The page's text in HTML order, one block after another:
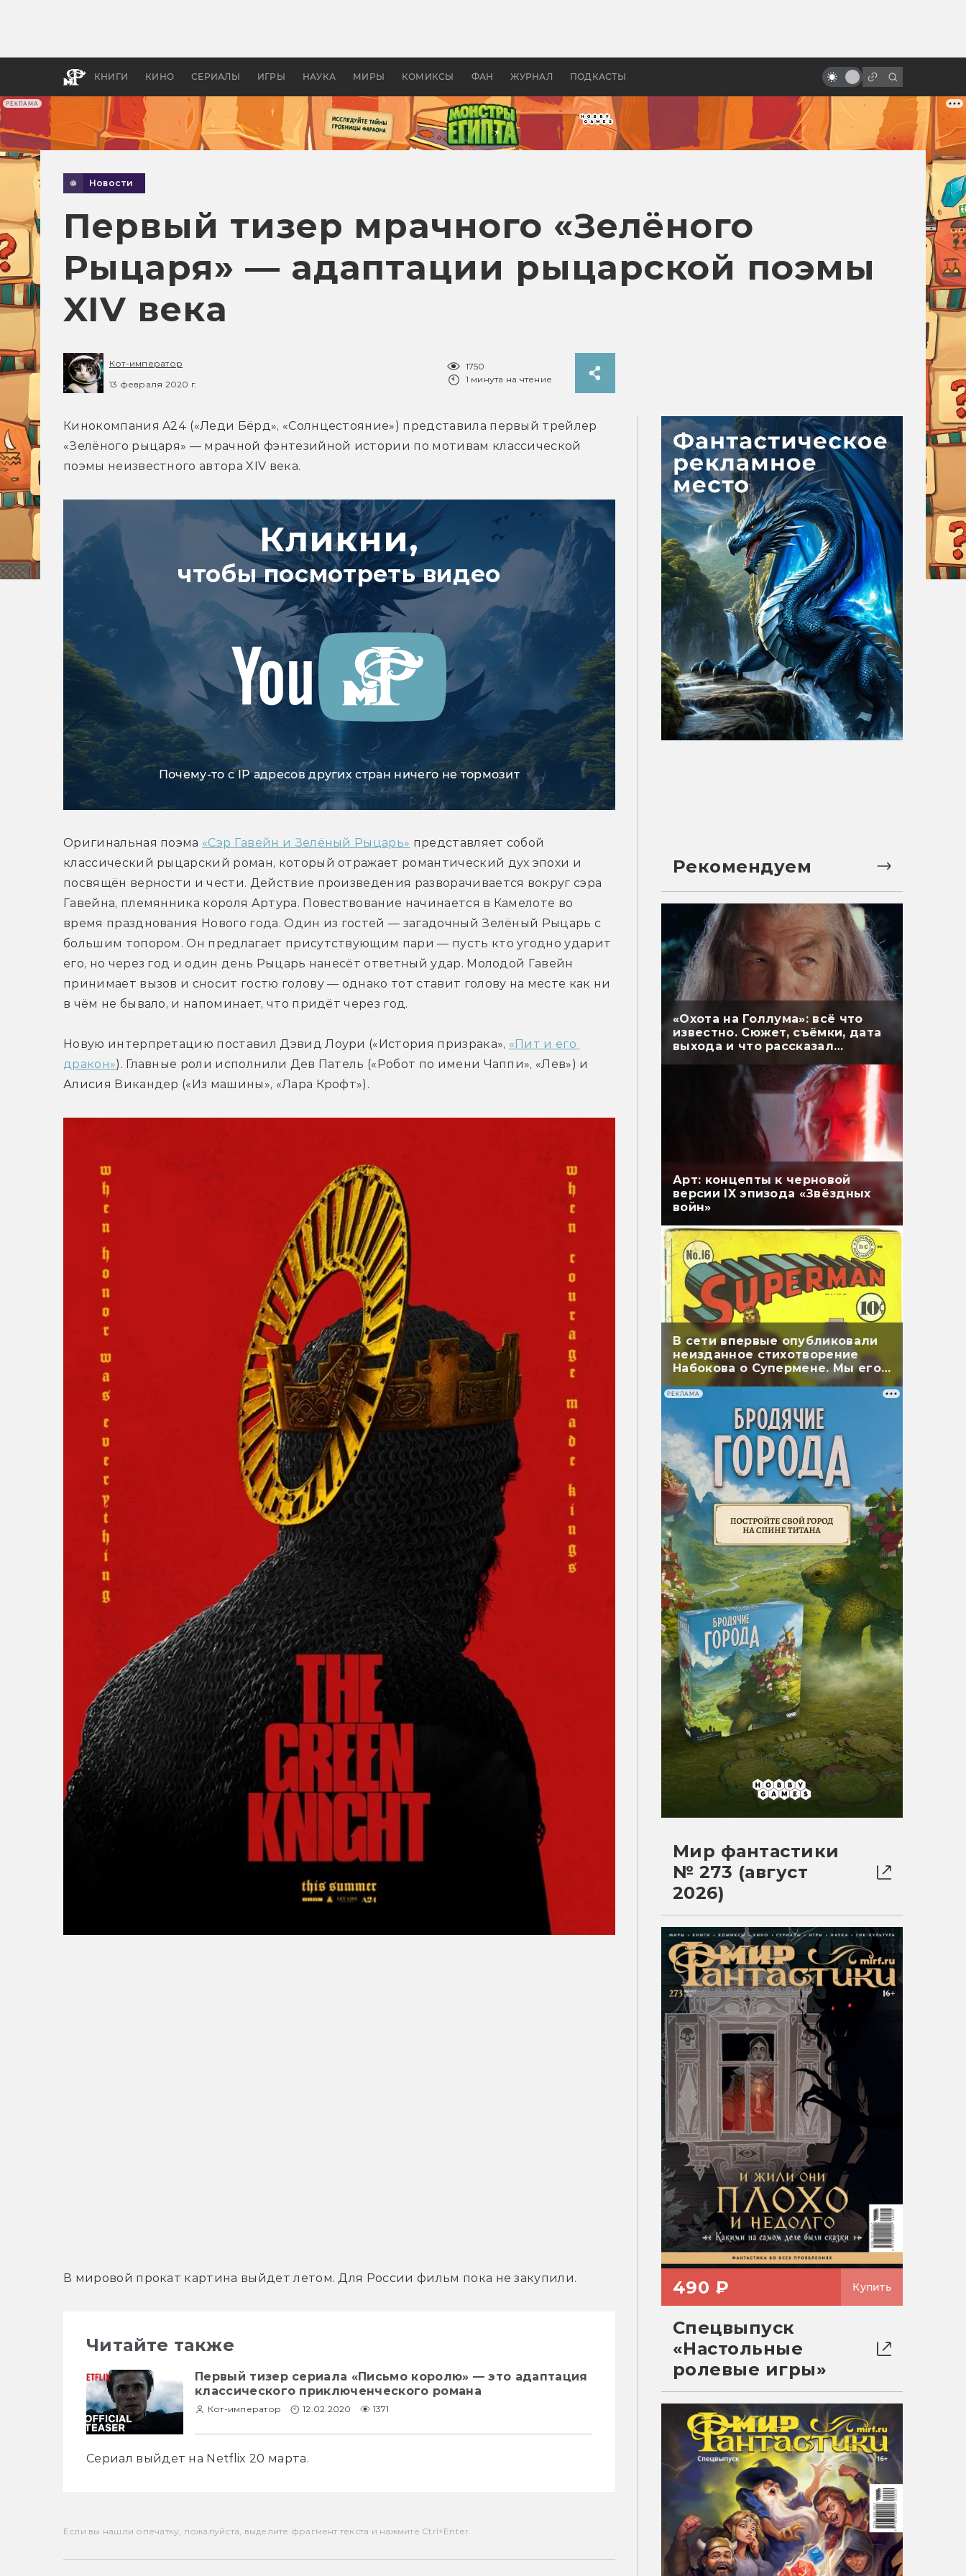
РЕКЛАМА
КНИГИ КИНО СЕРИАЛЫ ИГРЫ НАУКА МИРЫ КОМИКСЫ ФАН ЖУРНАЛ ПОДКАСТЫ
апокалипсис, в России —
бы «Властелина колец»
фантастические фильмы
Новости
Первый тизер мрачного «Зелёного
Рыцаря» — адаптации рыцарской поэмы
XIV века
Кот-император
13 февраля 2020 г.
1750
1 минута на чтение
Кинокомпания A24 («Леди Бёрд», «Солнцестояние») представила первый трейлер
«Зелёного рыцаря» — мрачной фэнтезийной истории по мотивам классической
поэмы неизвестного автора XIV века.
Кликни,
чтобы посмотреть видео
Почему-то с IP адресов других стран ничего не тормозит
Оригинальная поэма «Сэр Гавейн и Зелёный Рыцарь» представляет собой
классический рыцарский роман, который отражает романтический дух эпохи и
посвящён верности и чести. Действие произведения разворачивается вокруг сэра
Гавейна, племянника короля Артура. Повествование начинается в Камелоте во
время празднования Нового года. Один из гостей — загадочный Зелёный Рыцарь с
большим топором. Он предлагает присутствующим пари — пусть кто угодно ударит
его, но через год и один день Рыцарь нанесёт ответный удар. Молодой Гавейн
принимает вызов и сносит гостю голову — однако тот ставит голову на месте как ни
в чём не бывало, и напоминает, что придёт через год.
Новую интерпретацию поставил Дэвид Лоури («История призрака», «Пит и его
дракон»). Главные роли исполнили Дев Патель («Робот по имени Чаппи», «Лев») и
Алисия Викандер («Из машины», «Лара Крофт»).
В мировой прокат картина выйдет летом. Для России фильм пока не закупили.
Читайте также
Первый тизер сериала «Письмо королю» — это адаптация
классического приключенческого романа
Кот-император 12.02.2020 1371
Сериал выйдет на Netflix 20 марта.
Если вы нашли опечатку, пожалуйста, выделите фрагмент текста и нажмите Ctrl+Enter.
Рекомендуем
«Охота на Голлума»: всё что
известно. Сюжет, съёмки, дата
выхода и что рассказал
Арт: концепты к черновой
версии IX эпизода «Звёздных
войн»
В сети впервые опубликовали
неизданное стихотворение
Набокова о Супермене. Мы его
перевели
РЕКЛАМА
Мир фантастики
№ 273 (август
2026)
490 ₽ Купить
Спецвыпуск
«Настольные
ролевые игры»